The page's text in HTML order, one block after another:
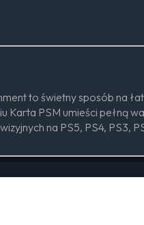
to świetny sposób na
PSM umieści pełną
na PS5, PS4, PS3,